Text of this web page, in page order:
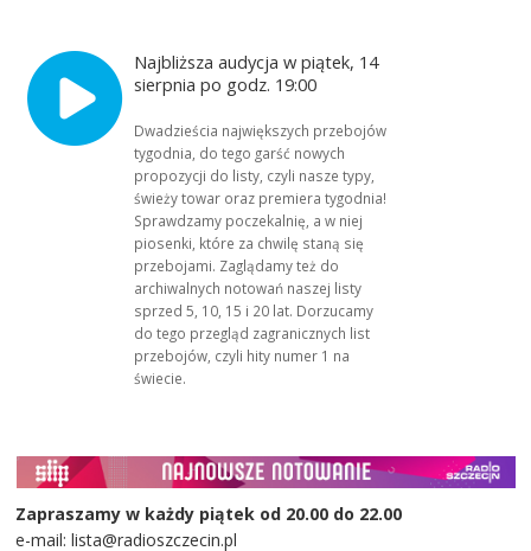
Najbliższa audycja w piątek, 14
sierpnia po godz. 19:00
Dwadzieścia największych przebojów
tygodnia, do tego garść nowych
propozycji do listy, czyli nasze typy,
świeży towar oraz premiera tygodnia!
Sprawdzamy poczekalnię, a w niej
piosenki, które za chwilę staną się
przebojami. Zaglądamy też do
archiwalnych notowań naszej listy
sprzed 5, 10, 15 i 20 lat. Dorzucamy
do tego przegląd zagranicznych list
przebojów, czyli hity numer 1 na
świecie.
Zapraszamy w każdy piątek od 20.00 do 22.00
e-mail: lista@radioszczecin.pl